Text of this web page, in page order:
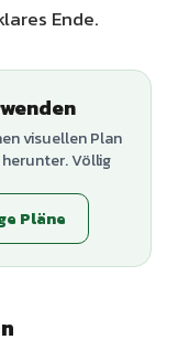
Ende.
visuellen Plan
Völlig
Pläne